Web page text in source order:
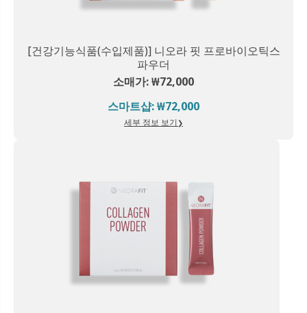
[건강기능식품(수입제품)] 니오라 핏 프로바이오틱스
파우더
소매가: ₩72,000
스마트샵: ₩72,000
세부 정보 보기